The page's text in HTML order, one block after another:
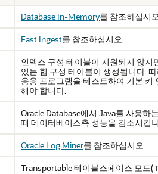
Database In-Memory를 참조하십시
Fast Ingest를 참조하십시오.
인덱스 구성 테이블이 지원되지 않지
있는 힙 구성 테이블이 생성됩니다.
응용 프로그램을 테스트하여 기본 키
해야 합니다.
Oracle Database에서 Java를 사용하
때 데이터베이스측 성능을 감소시킵
Oracle Log Miner를 참조하십시오.
Transportable 테이블스페이스 모드(